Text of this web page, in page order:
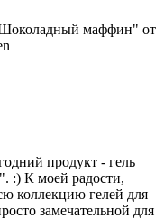
продукт - гель
:) К моей радости,
коллекцию гелей для
замечательной для